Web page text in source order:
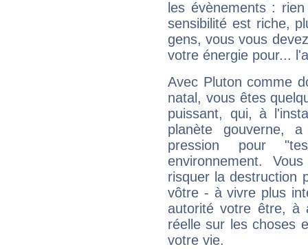
les évènements :
sensibilité est riche,
gens, vous vous
votre énergie pour...
Avec Pluton comme
natal, vous êtes
puissant, qui, à
planète gouverne,
pression pour
environnement.
risquer la destruction
vôtre - à vivre plus
autorité votre être, à
réelle sur les choses
votre vie.